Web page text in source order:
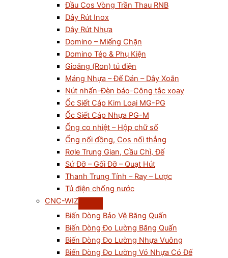
Đầu Cos Vòng Trần Thau RNB
Dây Rút Inox
Dây Rút Nhựa
Domino – Miếng Chặn
Domino Tép & Phụ Kiện
Gioăng (Ron) tủ điện
Máng Nhựa – Đế Dán – Dây Xoắn
Nút nhấn-Đèn báo-Công tắc xoay
Ốc Siết Cáp Kim Loại MG-PG
Ốc Siết Cáp Nhựa PG-M
Ống co nhiệt – Hộp chữ số
Ống nối đồng, Cos nối thẳng
Rơle Trung Gian, Cầu Chì, Đế
Sứ Đỡ – Gối Đỡ – Quạt Hút
Thanh Trung Tính – Ray – Lược
Tủ điện chống nước
CNC-WIZ
Biến Dòng Bảo Vệ Băng Quấn
Biến Dòng Đo Lường Băng Quấn
Biến Dòng Đo Lường Nhựa Vuông
Biến Dòng Đo Lường Vỏ Nhựa Có Đế